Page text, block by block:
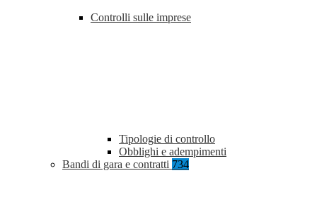
Controlli sulle imprese
Tipologie di controllo
Obblighi e adempimenti
Bandi di gara e contratti 734